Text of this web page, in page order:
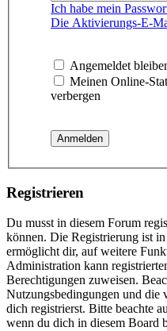
Ich habe mein
Die Aktivierungs-E-
Angemeldet
Meinen Online-
verbergen
Registrieren
Du musst in diesem Forum
können. Die Registrierung ist
ermöglicht dir, auf weitere
Administration kann
Berechtigungen zuweisen.
Nutzungsbedingungen und die
dich registrierst. Bitte beachte
wenn du dich in diesem Board